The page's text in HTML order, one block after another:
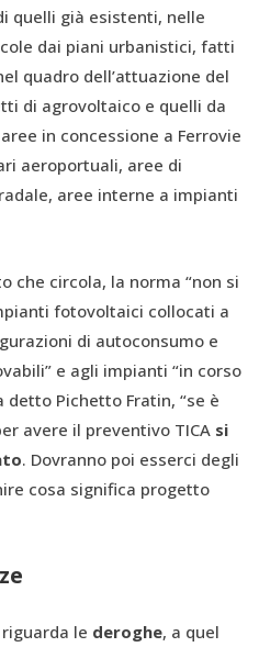
quelli già esistenti, nelle
dai piani urbanistici, fatti
quadro dell’attuazione del
di agrovoltaico e quelli da
in concessione a Ferrovie
aeroportuali, aree di
aree interne a impianti
che circola, la norma “non si
fotovoltaici collocati a
di autoconsumo e
e agli impianti “in corso
detto Pichetto Fratin, “se è
avere il preventivo TICA si
. Dovranno poi esserci degli
cosa significa progetto
le deroghe, a quel